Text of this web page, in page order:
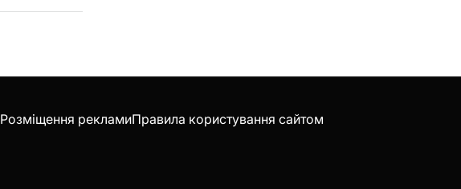
Розміщення рекламиПравила користування сайтом